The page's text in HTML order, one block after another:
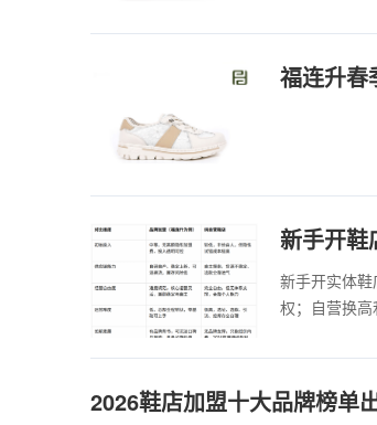
福连升春
新手开鞋
新手开实体
权；自营换
2026鞋店加盟十大品牌榜单